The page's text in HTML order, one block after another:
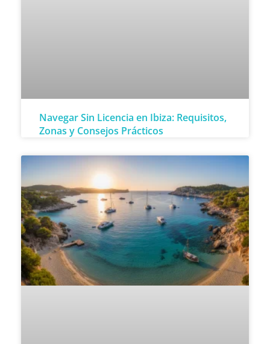
Navegar Sin Licencia en Ibiza: Requisitos,
Zonas y Consejos Prácticos